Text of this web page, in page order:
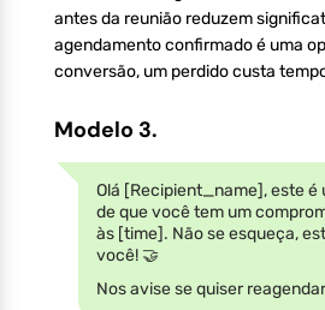
antes da reunião reduzem
agendamento confirmado é uma
conversão, um perdido custa
Modelo 3.
Olá [Recipient_name], este é
de que você tem um
às [time]. Não se esqueça,
você! 🤝
Nos avise se quiser